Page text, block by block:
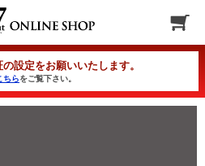
ース 分割1回目
設定をお願いいたします。
ちらをご覧下さい。